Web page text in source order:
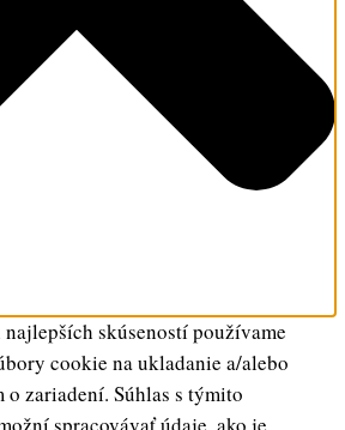
skúseností používame
cookie na ukladanie a/alebo
zariadení. Súhlas s týmito